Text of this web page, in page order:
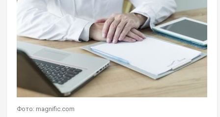
Фото: magnific.com